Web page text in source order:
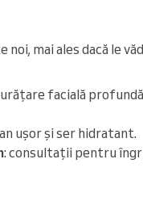
mai ales dacă le
facială
ușor și ser hidratant.
: consultații pentru